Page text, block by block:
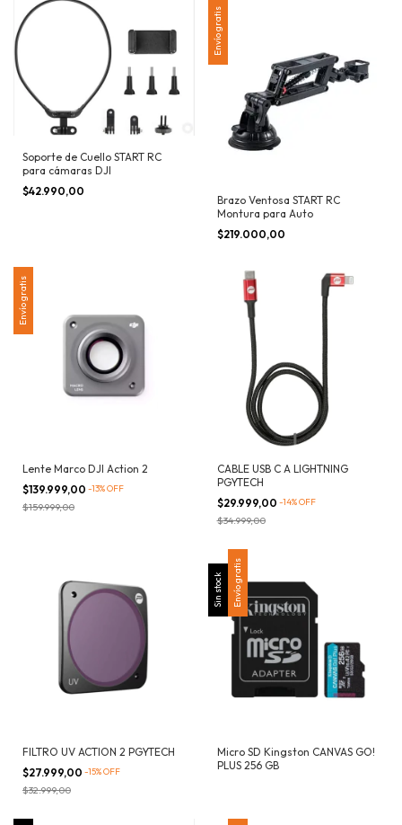
Soporte de Cuello START RC
para cámaras DJI
$42.990,00
Envío gratis
Brazo Ventosa START RC
Montura para Auto
$219.000,00
Envío gratis
Lente Marco DJI Action 2
$139.999,00 -13%OFF
$159.999,00
CABLE USB C A LIGHTNING
PGYTECH
$29.999,00 -14%OFF
$34.999,00
FILTRO UV ACTION 2 PGYTECH
$27.999,00 -15%OFF
$32.999,00
Sin stock Envío gratis
Micro SD Kingston CANVAS GO!
PLUS 256 GB